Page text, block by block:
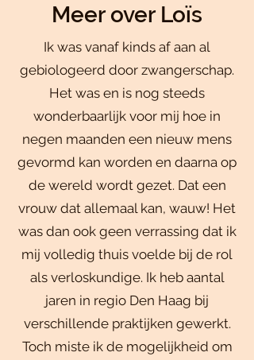
Meer over Loïs
Ik was vanaf kinds af aan al
gebiologeerd door zwangerschap.
Het was en is nog steeds
wonderbaarlijk voor mij hoe in
negen maanden een nieuw mens
gevormd kan worden en daarna op
de wereld wordt gezet. Dat een
vrouw dat allemaal kan, wauw! Het
was dan ook geen verrassing dat ik
mij volledig thuis voelde bij de rol
als verloskundige. Ik heb aantal
jaren in regio Den Haag bij
verschillende praktijken gewerkt.
Toch miste ik de mogelijkheid om